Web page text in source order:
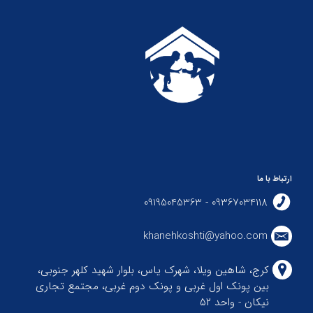
ارتباط با ما
09367034118 - 09195045363
khanehkoshti@yahoo.com
کرج، شاهین ویلا، شهرک یاس، بلوار شهید کلهر جنوبی،
بین پونک اول غربی و پونک دوم غربی، مجتمع تجاری
نیکان - واحد ۵۲